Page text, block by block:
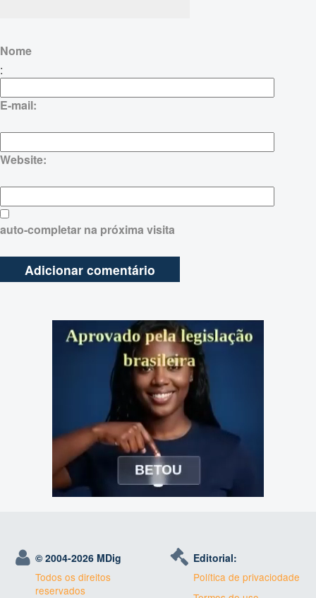
Nome
:
E-mail:
Website:
auto-completar na próxima visita
© 2004-2026 MDig
Todos os direitos
reservados
Editorial:
Política de privaciodade